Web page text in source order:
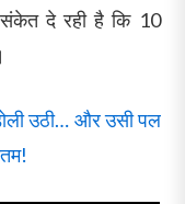
दे रही है कि 10
उठी… और उसी पल